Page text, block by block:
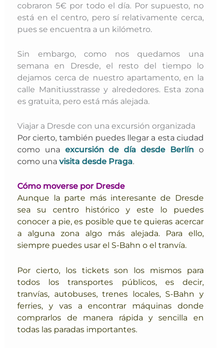
cobraron 5€ por todo el día. Por supuesto, no
está en el centro, pero sí relativamente cerca,
pues se encuentra a un kilómetro.
Sin embargo, como nos quedamos una
semana en Dresde, el resto del tiempo lo
dejamos cerca de nuestro apartamento, en la
calle Manitiusstrasse y alrededores. Esta zona
es gratuita, pero está más alejada.
Viajar a Dresde con una excursión organizada
Por cierto, también puedes llegar a esta ciudad
como una excursión de día desde Berlín o
como una visita desde Praga.
Cómo moverse por Dresde
Aunque la parte más interesante de Dresde
sea su centro histórico y este lo puedes
conocer a pie, es posible que te quieras acercar
a alguna zona algo más alejada. Para ello,
siempre puedes usar el S-Bahn o el tranvía.
Por cierto, los tickets son los mismos para
todos los transportes públicos, es decir,
tranvías, autobuses, trenes locales, S-Bahn y
ferries, y vas a encontrar máquinas donde
comprarlos de manera rápida y sencilla en
todas las paradas importantes.